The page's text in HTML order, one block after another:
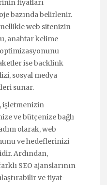
fiyatları
bazında belirlenir.
web sitenizin
anahtar kelime
optimizasyonunu
ise backlink
sosyal medya
sunar.
işletmenizin
ve bütçenize bağlı
olarak, web
ve hedeflerinizi
Ardından,
SEO ajanslarının
ve fiyat-